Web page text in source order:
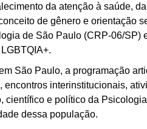
da atenção à saúde,
de gênero e orientação
de São Paulo (CRP-06/
São Paulo, a programação
encontros interinstitucionais,
científico e político da
dessa população.